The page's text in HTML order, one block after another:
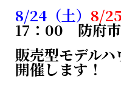
8/24（土） 8/
17：00
防府
販売型モデル
開催します！